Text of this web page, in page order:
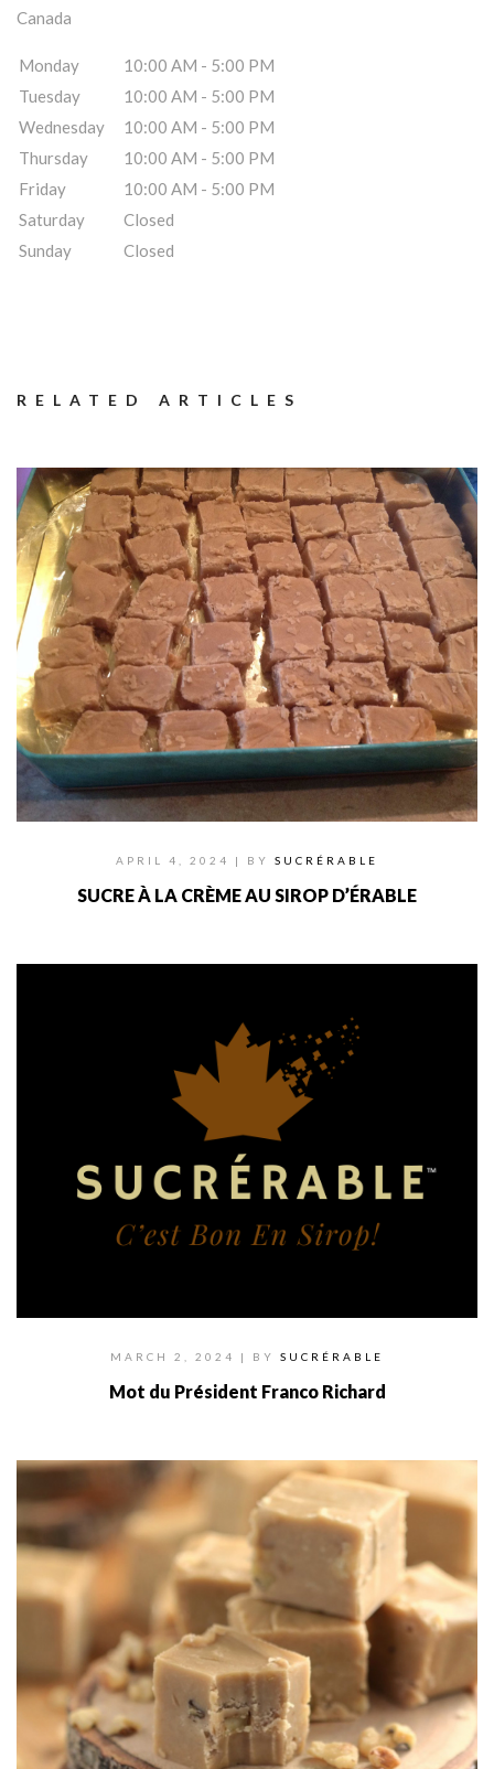
Canada
Monday
10:00 AM - 5:00 PM
Tuesday
10:00 AM - 5:00 PM
Wednesday
10:00 AM - 5:00 PM
Thursday
10:00 AM - 5:00 PM
Friday
10:00 AM - 5:00 PM
Saturday
Closed
Sunday
Closed
RELATED ARTICLES
APRIL 4, 2024 | BY SUCRÉRABLE
SUCRE À LA CRÈME AU SIROP D’ÉRABLE
MARCH 2, 2024 | BY SUCRÉRABLE
Mot du Président Franco Richard